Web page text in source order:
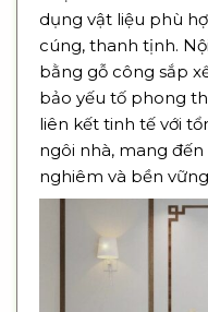
dụng vật liệu phù
cúng, thanh tịnh.
bằng gỗ công sắp
bảo yếu tố phong
liên kết tinh tế với
ngôi nhà, mang
nghiêm và bền